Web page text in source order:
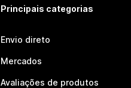
Principais categorias
Envio direto
Mercados
Avaliações de produtos